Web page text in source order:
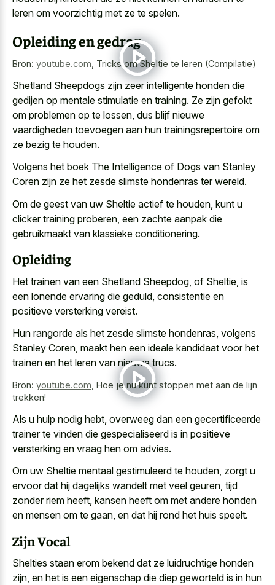
leren om voorzichtig met ze te spelen.
Opleiding en gedrag
Bron: youtube.com Tricks om Sheltie te leren (Compilatie)
Shetland Sheepdogs zijn zeer intelligente honden die
gedijen op mentale stimulatie en training. Ze zijn gefokt
om problemen op te lossen, dus blijf nieuwe
vaardigheden toevoegen aan hun trainingsrepertoire om
ze bezig te houden.
Volgens het boek The Intelligence of Dogs van Stanley
Coren zijn ze het zesde slimste hondenras ter wereld.
Om de geest van uw Sheltie actief te houden, kunt u
clicker training proberen, een zachte aanpak die
gebruikmaakt van klassieke conditionering.
Opleiding
Het trainen van een Shetland Sheepdog, of Sheltie, is
een lonende ervaring die geduld, consistentie en
positieve versterking vereist.
Hun rangorde als het zesde slimste hondenras, volgens
Stanley Coren, maakt hen een ideale kandidaat voor het
trainen en het leren van nieuwe trucs.
Bron: youtube.com Hoe je nu kunt stoppen met aan de lijn
trekken!
Als u hulp nodig hebt, overweeg dan een gecertificeerde
trainer te vinden die gespecialiseerd is in positieve
versterking en vraag hen om advies.
Om uw Sheltie mentaal gestimuleerd te houden, zorgt u
ervoor dat hij dagelijks wandelt met veel geuren, tijd
zonder riem heeft, kansen heeft om met andere honden
en mensen om te gaan, en dat hij rond het huis speelt.
Zijn Vocal
Shelties staan erom bekend dat ze luidruchtige honden
zijn, en het is een eigenschap die diep geworteld is in hun